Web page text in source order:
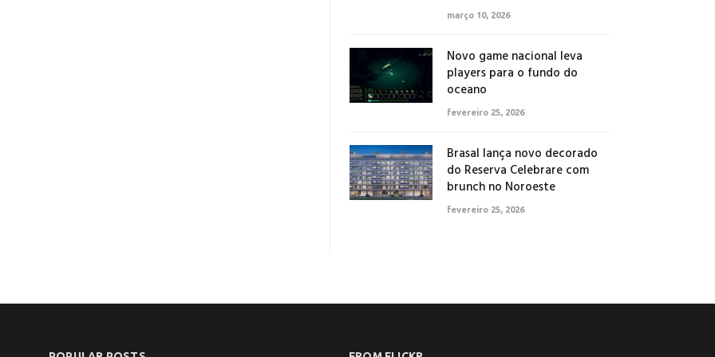
março 10, 2026
Novo game nacional leva
players para o fundo do
oceano
fevereiro 25, 2026
Brasal lança novo decorado
do Reserva Celebrare com
brunch no Noroeste
fevereiro 25, 2026